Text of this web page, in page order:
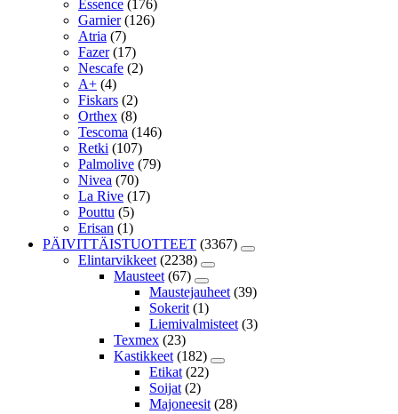
Essence (176)
Garnier (126)
Atria (7)
Fazer (17)
Nescafe (2)
A+ (4)
Fiskars (2)
Orthex (8)
Tescoma (146)
Retki (107)
Palmolive (79)
Nivea (70)
La Rive (17)
Pouttu (5)
Erisan (1)
PÄIVITTÄISTUOTTEET (3367)
Elintarvikkeet (2238)
Mausteet (67)
Maustejauheet (39)
Sokerit (1)
Liemivalmisteet (3)
Texmex (23)
Kastikkeet (182)
Etikat (22)
Soijat (2)
Majoneesit (28)